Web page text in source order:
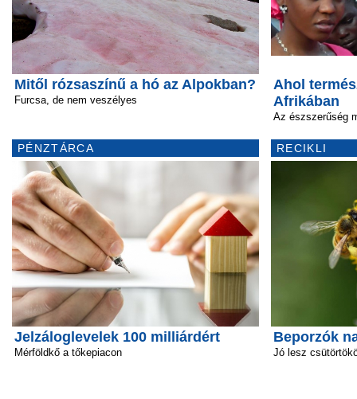
Mitől rózsaszínű a hó az Alpokban?
Furcsa, de nem veszélyes
PÉNZTÁRCA
Jelzáloglevelek 100 milliárdért
Mérföldkő a tőkepiacon
Ahol
Afrikában
Az észszerűség
RECIKLI
Beporzók
Jó lesz